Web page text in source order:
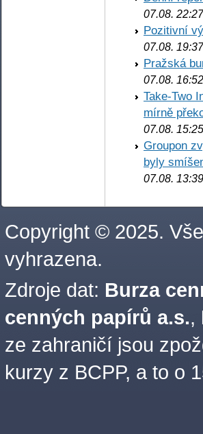
07.08. 22:27
Pozitivní
07.08. 19:37
Pražská
07.08. 16:52
Take-Two
mírně
07.08. 15:25
Groupon
byly
07.08. 13:39
Copyright © 2025.
vyhrazena.
Zdroje dat: Burza
cenných papírů a.s.,
ze zahraničí jsou
kurzy z BCPP, a to o